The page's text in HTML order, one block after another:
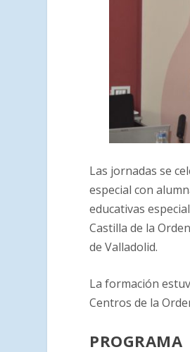
Las jornadas se
especial con
educativas
Castilla de la
de Valladolid.
La formación
Centros de la
PROGRAMA